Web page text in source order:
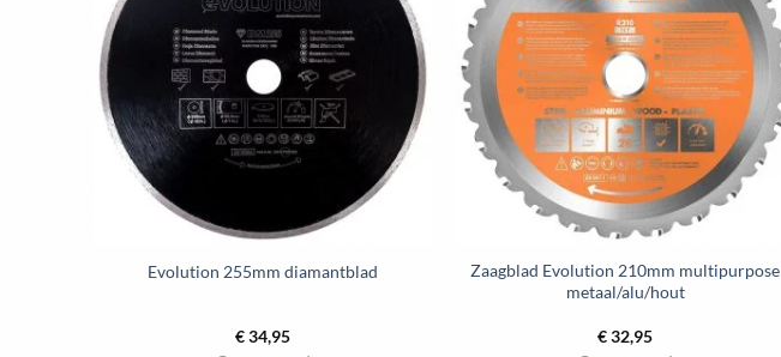
wenslijst
Evolution 255mm diamantblad
€34,95
wenslijst
Zaagblad Evolution 210mm multipurpose
metaal/alu/hout
€32,95